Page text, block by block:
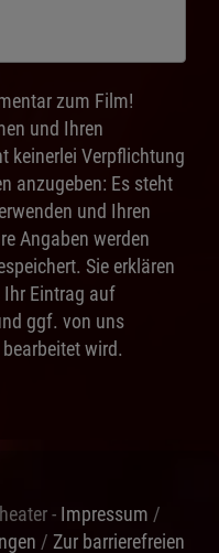
zum Film!
und Ihren
keinerlei Verpflichtung
anzugeben: Es steht
und Ihren
Angaben werden
Sie erklären
Eintrag auf
ggf. von uns
wird.
- Impressum /
/ Zur barrierefreien